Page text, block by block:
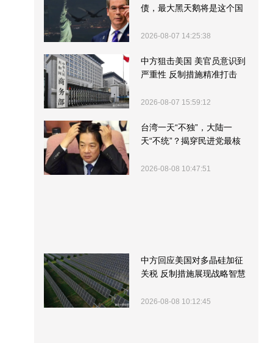
债，最大黑天鹅将是这个国
2026-08-07 14:25:38
中方狙击美国 美官员意识到
严重性 反制措施精准打击
2026-08-07 15:59:12
台湾一天“不独”，大陆一
天“不统”？揭穿民进党最核
2026-08-08 10:47:51
中方回应美国对多晶硅加征
关税 反制措施展现战略智慧
2026-08-08 10:12:45